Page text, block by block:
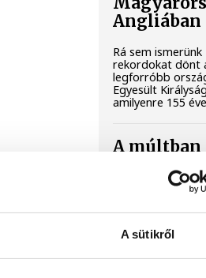
A sütikről
Angliában
Rá sem
rekordokat dönt
legforróbb
Egyesült
amilyenre 155
A múltban
hoz a
Újra kilátszik a
felbukkanása
pedig a
hívja fel a